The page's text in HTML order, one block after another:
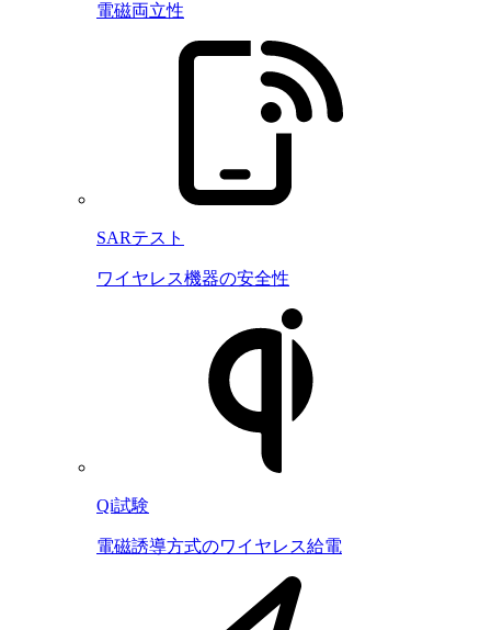
電磁両立性
SARテスト
ワイヤレス機器の安全性
Qi試験
電磁誘導方式のワイヤレス給電